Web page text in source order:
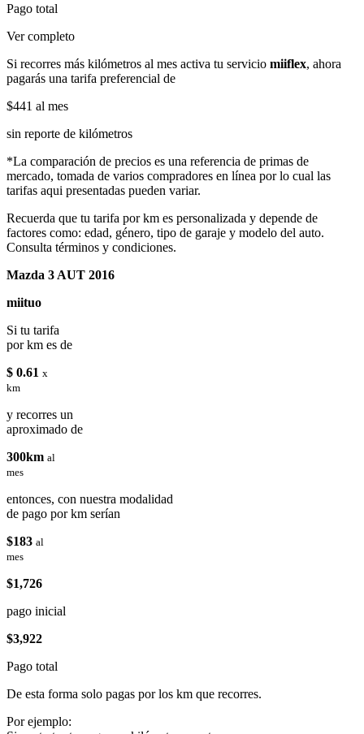
Pago total
Ver completo
Si recorres más kilómetros al mes activa tu servicio miiflex, ahora
pagarás una tarifa preferencial de
$441 al mes
sin reporte de kilómetros
*La comparación de precios es una referencia de primas de
mercado, tomada de varios compradores en línea por lo cual las
tarifas aqui presentadas pueden variar.
Recuerda que tu tarifa por km es personalizada y depende de
factores como: edad, género, tipo de garaje y modelo del auto.
Consulta términos y condiciones.
Mazda 3 AUT 2016
miituo
Si tu tarifa
por km es de
$ 0.61 x
km
y recorres un
aproximado de
300km al
mes
entonces, con nuestra modalidad
de pago por km serían
$183 al
mes
$1,726
pago inicial
$3,922
Pago total
De esta forma solo pagas por los km que recorres.
Por ejemplo: